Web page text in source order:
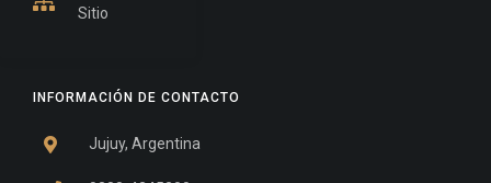
INFORMACIÓN DE CONTACTO
Jujuy, Argentina
Sitio